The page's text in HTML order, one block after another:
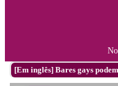
[Em inglês] Bares gays